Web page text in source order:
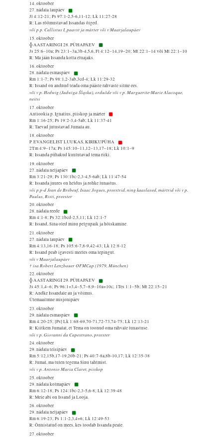
14. oktoober
27. nädala laupäev
Jl 4:12-21; Ps 97:1-2,5-6,11-12; Lk 11:27-28
R: Las rõõmustavad Issandas õiged.
või p p. Callistus I, paavst ja märter või v Maarjalaupäev
15. oktoober
╬ AASTARINGI 28. PÜHAPÄEV
Js 25:6–10a; Ps 23:1–3a,3b-4,5,6, Fl 4:12–14,19–20; Mt 22:1–14 või Mt 22:1–10
R: Ma jään Issanda kotta eluajaks.
16. oktoober
28. nädala esmaspäev
Rm 1:1-7; Ps 98:1,2-3ab,3cd-4; Lk 11:29-32
R: Issand on andnud teada oma pääste rahvaste silme ees.
või v p. Hedwig (Jadwiga Śląska), orduõde või v p. Marguerite-Marie Alacoque,
neitsi
17. oktoober
Antiookia p. Ignatius, piiskop ja märter
Rm 1:16-25; Ps 19:2-3,4-5ab; Lk 11:37-41
R: Taevad jutustavad Jumala au.
18. oktoober
P. EVANGELIST LUUKAS, KIRIKUPÜHA
2Tm 4:9–17a; Ps 145:10–11,12–13,17–18; Lk 10:1–9
R: Issanda pühakud kuulutavad tema riiki.
19. oktoober
27. nädala neljapäev
Rm 3:21-29; Ps 130:1bc-2,3-4,5-6ab; Lk 11:47-54
R: Issanda juures on heldus ja rohke lunastus.
või p p-d Jean de Brébeuf, Isaac Jogues, preestrid, ning kaaslased, märtrid või v p.
Paulus, Risti, preester
20. oktoober
28. nädala reede
Rm 4:1-8; Ps 32:1bcd-2,5,11; Lk 12:1-7
R: Issand, Sina oled minu pelgupaik ja hõiskamine.
21. oktoober
27. nädala laupäev
Rm 4:13,16-18; Ps 105:6-7,8-9,42-43; Lk 12:8-12
R: Issand peab igavesti meeles oma lepingut.
või v Maarjalaupäev
† isa Robert Lenzbauer OFMCap (1979, München)
22. oktoober
╬ AASTARINGI 29. PÜHAPÄEV
Js 45:1,4–6; Ps 96:1+3,4–5,7–8,9–10a+10c; 1Tes 1:1–5b; Mt 22:15–21
R: Andke Issandale au ja võimus.
Ülemaailmne misjonipäev
23. oktoober
29. nädala esmaspäev
Rm 4:20-25; [Ps] Lk 1:68-69,70-71,72-73,74-75; Lk 12:13-21
R: Kiitkem Jumalat, et Tema on toonud oma rahvale lunastuse.
või v p. Giovanni da Capestrano, preester
24. oktoober
29. nädala teisipäev
Rm 5:12,15b,17-19,20b-21; Ps 40:7-8a,8b-10,17; Lk 12:35-38
R: Jumal, ma tulen tegema Sinu tahtmist.
või v p. Antonio Maria Claret, piiskop
25. oktoober
29. nädala kolmapäev
Rm 6:12-18; Ps 124:1bc-2,3-5,6-8; Lk 12:39-48
R: Meie abi on Issand ja Looja.
26. oktoober
29. nädala neljapäev
Rm 6:19-23; Ps 1:1-2,3,4+6; Lk 12:49-53
R: Õnnistatud on mees, kes loodab Issanda peale.
27. oktoober